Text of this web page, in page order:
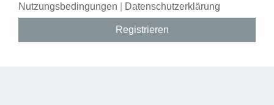
Nutzungsbedingungen Datenschutzerklärung
Registrieren